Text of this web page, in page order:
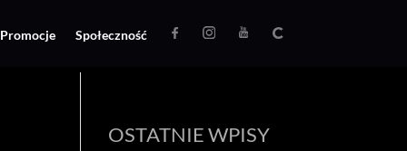
Promocje Społeczność
OSTATNIE WPISY